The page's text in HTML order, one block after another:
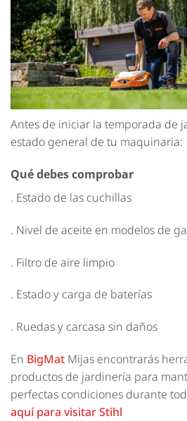
Antes de iniciar la temporada de
estado general de tu maquinaria:
Qué debes comprobar
. Estado de las cuchillas
. Nivel de aceite en modelos de
. Filtro de aire limpio
. Estado y carga de baterías
. Ruedas y carcasa sin daños
En BigMat Mijas encontrarás
productos de jardinería para
perfectas condiciones durante
aquí para visitar Stihl